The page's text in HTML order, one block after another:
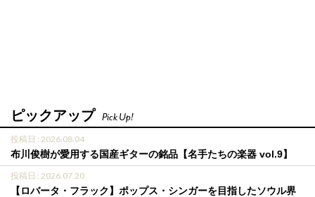
ピックアップ Pick Up!
投稿日 : 2026.08.04
布川俊樹が愛用する国産ギターの銘品【名手たちの楽器 vol.9】
投稿日 : 2026.07.20
【ロバータ・フラック】ポップス・シンガーを目指したソウル界